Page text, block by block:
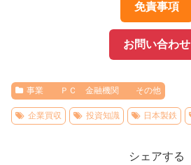
免責事項
お問い合わせ
事業 ＰＣ 金融機関 その他
企業買収 投資知識 日本製鉄
シェアする